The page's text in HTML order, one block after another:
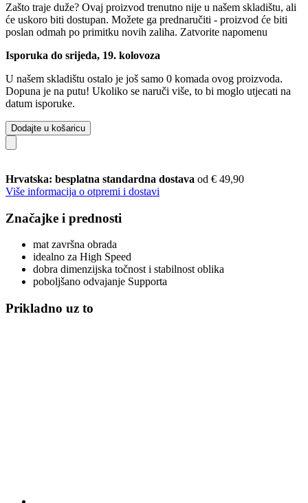
Zašto traje duže? Ovaj proizvod trenutno nije u našem skladištu, ali
će uskoro biti dostupan. Možete ga prednaručiti - proizvod će biti
poslan odmah po primitku novih zaliha. Zatvorite napomenu
Isporuka do srijeda, 19. kolovoza
U našem skladištu ostalo je još samo 0 komada ovog proizvoda.
Dopuna je na putu! Ukoliko se naruči više, to bi moglo utjecati na
datum isporuke.
Dodajte u košaricu
Hrvatska: besplatna standardna dostava od € 49,90
Više informacija o otpremi i dostavi
Značajke i prednosti
mat završna obrada
idealno za High Speed
dobra dimenzijska točnost i stabilnost oblika
poboljšano odvajanje Supporta
Prikladno uz to